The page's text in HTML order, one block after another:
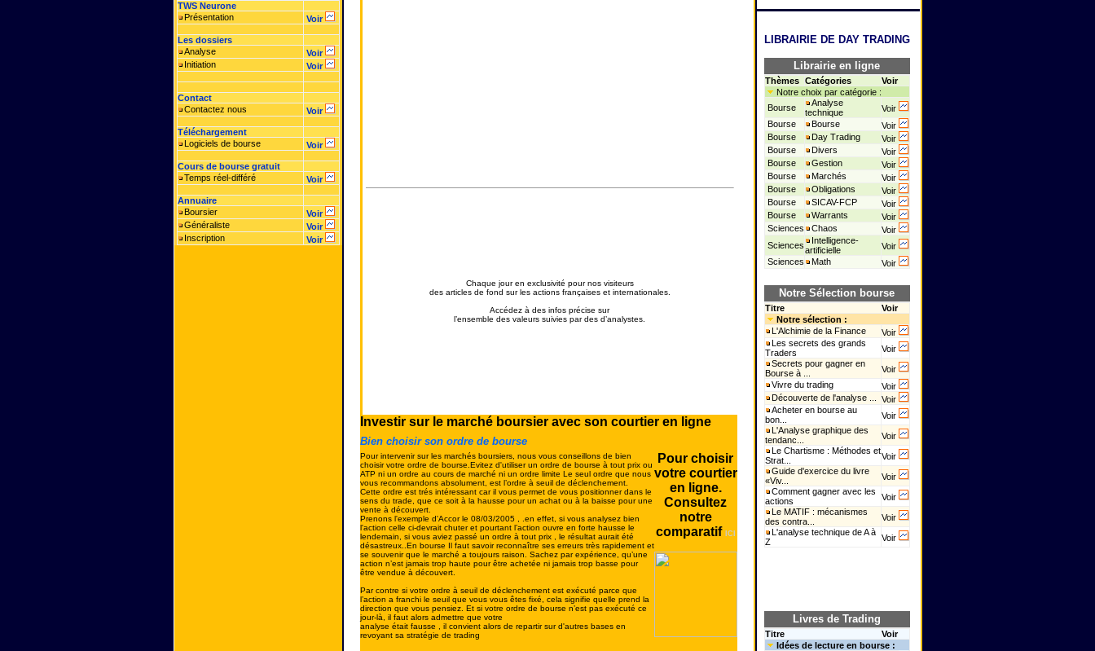
TWS Neurone
Présentation
Voir
Les dossiers
Analyse
Voir
Initiation
Voir
Contact
Contactez nous
Voir
Téléchargement
Logiciels de bourse
Voir
Cours de bourse gratuit
Temps réel-différé
Voir
Annuaire
Boursier
Voir
Généraliste
Voir
Inscription
Voir
Chaque jour en exclusivité pour nos visiteurs
des articles de fond sur les actions françaises et internationales.
Accédez à des infos précise sur
l’ensemble des valeurs suivies par des d’analystes.
Investir sur le marché boursier avec son courtier en ligne
Bien choisir son ordre de bourse
Pour intervenir sur les marchés boursiers, nous vous conseillons de bien
choisir votre ordre de bourse.Evitez d'utiliser un ordre de bourse à tout prix ou
ATP ni un ordre au cours de marché ni un ordre limite Le seul ordre que nous
vous recommandons absolument, est l’ordre à seuil de déclenchement.
Cette ordre est trés intéressant car il vous permet de vous positionner dans le
sens du trade, que ce soit à la hausse pour un achat ou à la baisse pour une
vente à découvert.
Prenons l'exemple d'Accor le 08/03/2005 , .en effet, si vous analysez bien
l'action celle ci-devrait chuter et pourtant l’action ouvre en forte hausse le
lendemain, si vous aviez passé un ordre à tout prix , le résultat aurait été
désastreux..En bourse Il faut savoir reconnaître ses erreurs très rapidement et
se souvenir que le marché a toujours raison. Sachez par expérience, qu’une
action n’est jamais trop haute pour être achetée ni jamais trop basse pour
être vendue à découvert.
Par contre si votre ordre à seuil de déclenchement est exécuté parce que
l’action a franchi le seuil que vous vous êtes fixé, cela signifie quelle prend la
direction que vous pensiez. Et si votre ordre de bourse n’est pas exécuté ce
jour-là, il faut alors admettre que votre
analyse était fausse , il convient alors de repartir sur d'autres bases en
revoyant sa stratégie de trading
Pour choisir
votre courtier
en ligne.
Consultez
notre
comparatif ICI
LIBRAIRIE DE DAY TRADING
Librairie en ligne
Thèmes Catégories
Voir
Notre choix par catégorie :
Bourse
Analyse
technique
Voir
Bourse
Bourse
Voir
Bourse
Day Trading
Voir
Bourse
Divers
Voir
Bourse
Gestion
Voir
Bourse
Marchés
Voir
Bourse
Obligations
Voir
Bourse
SICAV-FCP
Voir
Bourse
Warrants
Voir
Sciences
Chaos
Voir
Sciences
Intelligence-
artificielle
Voir
Sciences
Math Voir
Notre Sélection bourse
Titre
Voir
Notre sélection :
L'Alchimie de la Finance
Voir
Les secrets des grands
Traders
Voir
Secrets pour gagner en
Bourse à ...
Voir
Vivre du trading
Voir
Découverte de l'analyse ...
Voir
Acheter en bourse au
bon...
Voir
L'Analyse graphique des
tendanc...
Voir
Le Chartisme : Méthodes et
Strat...
Voir
Guide d'exercice du livre
«Viv...
Voir
Comment gagner avec les
actions
Voir
Le MATIF : mécanismes
des contra...
Voir
L'analyse technique de A à
Z
Voir
Livres de Trading
Titre
Voir
Idées de lecture en bourse :